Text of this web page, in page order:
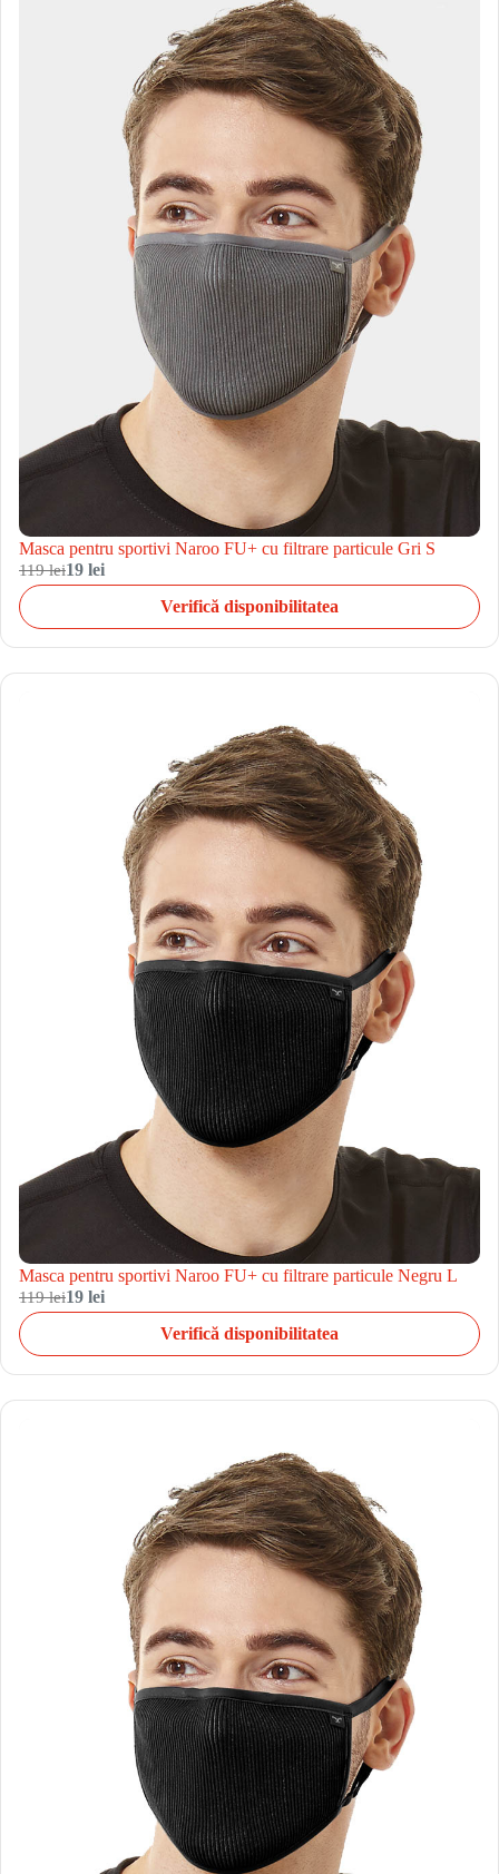
Masca pentru sportivi Naroo FU+ cu filtrare particule Gri S
119 lei19 lei
Verifică disponibilitatea
Masca pentru sportivi Naroo FU+ cu filtrare particule Negru L
119 lei19 lei
Verifică disponibilitatea